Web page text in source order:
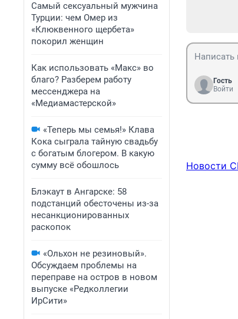
Самый сексуальный мужчина
Турции: чем Омер из
«Клюквенного щербета»
покорил женщин
Как использовать «Макс» во
благо? Разберем работу
мессенджера на
«Медиамастерской»
«Теперь мы семья!» Клава
Кока сыграла тайную свадьбу
с богатым блогером. В какую
сумму всё обошлось
Блэкаут в Ангарске: 58
подстанций обесточены из-за
несанкционированных
раскопок
«Ольхон не резиновый».
Обсуждаем проблемы на
переправе на остров в новом
выпуске «Редколлегии
ИрСити»
Гость
Войти
Новости